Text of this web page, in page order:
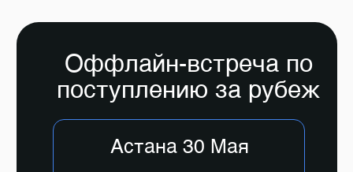
поступлению за рубеж
Астана 30 Мая